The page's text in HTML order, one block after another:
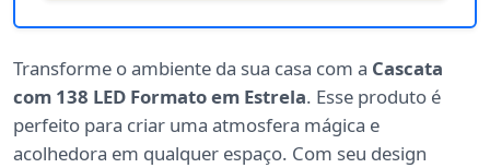
Transforme o ambiente da sua casa com a Cascata
com 138 LED Formato em Estrela. Esse produto é
perfeito para criar uma atmosfera mágica e
acolhedora em qualquer espaço. Com seu design